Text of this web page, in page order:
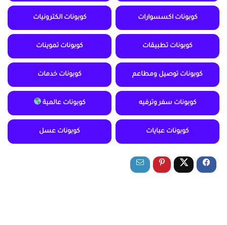
كوبونات اكسسوارات كوبونات الكترونيات
كوبونات تطبيقات كوبونات تموينات
كوبونات توصيل ومطاعم كوبونات خدمات
كوبونات سفر وترفيه كوبونات عالمية
كوبونات عبايات كوبونات عسل